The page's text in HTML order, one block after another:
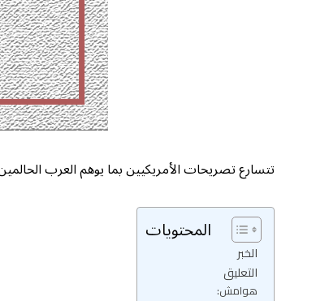
تتسارع تصريحات الأمريكيين بما يوهم العرب
المحتويات
الخبر
التعليق
هوامش: